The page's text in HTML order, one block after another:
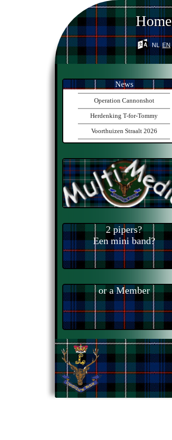
Home
nl en
News
Operation Cannonshot
Herdenking T-for-Tommy
Voorthuizen Straalt 2026
2 pipers?
Een mini band?
or a Member